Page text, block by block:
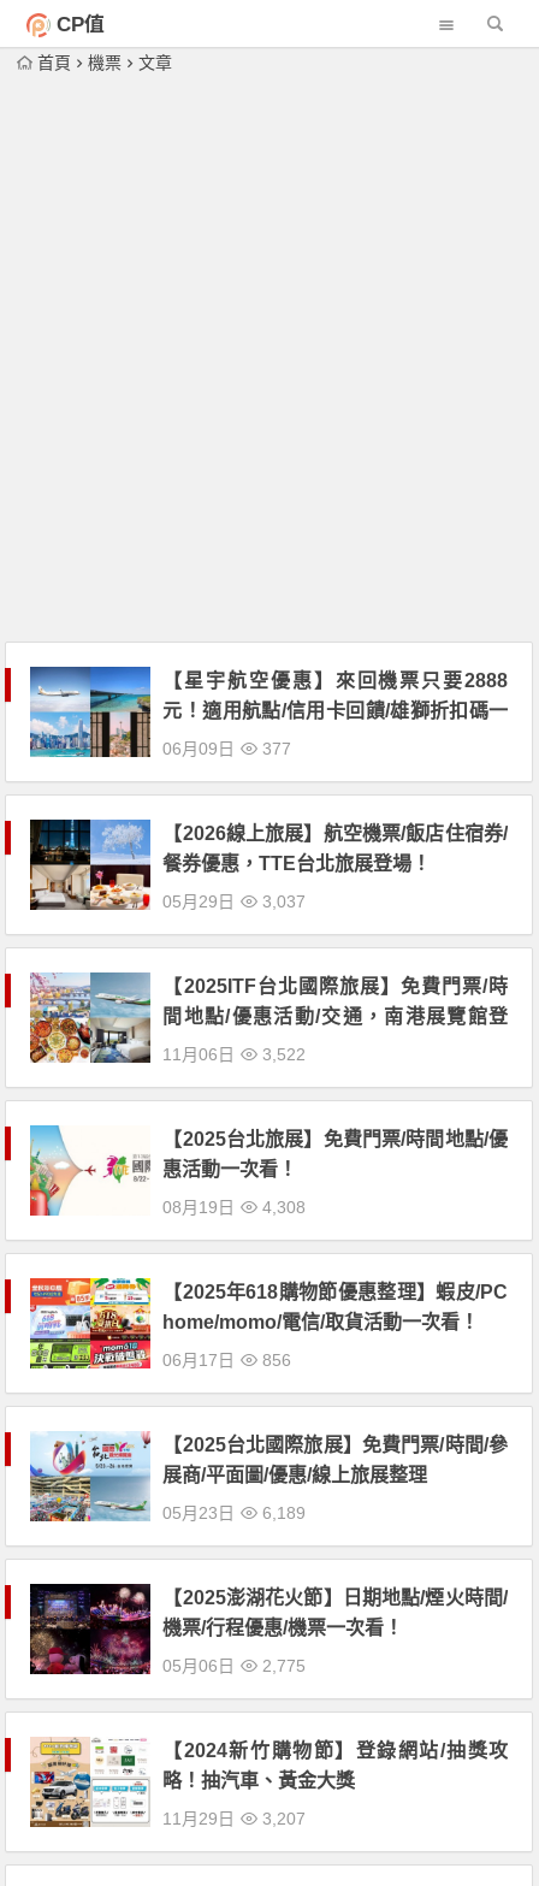
CP值
首頁 機票 文章
【星宇航空優惠】來回機票只要2888
元！適用航點/信用卡回饋/雄獅折扣碼一
次看
06月09日 377
【2026線上旅展】航空機票/飯店住宿券/
餐券優惠，TTE台北旅展登場！
05月29日 3,037
【2025ITF台北國際旅展】免費門票/時
間地點/優惠活動/交通，南港展覽館登
場！
11月06日 3,522
【2025台北旅展】免費門票/時間地點/優
惠活動一次看！
08月19日 4,308
【2025年618購物節優惠整理】蝦皮/PC
home/momo/電信/取貨活動一次看！
06月17日 856
【2025台北國際旅展】免費門票/時間/參
展商/平面圖/優惠/線上旅展整理
05月23日 6,189
【2025澎湖花火節】日期地點/煙火時間/
機票/行程優惠/機票一次看！
05月06日 2,775
【2024新竹購物節】登錄網站/抽獎攻
略！抽汽車、黃金大獎
11月29日 3,207